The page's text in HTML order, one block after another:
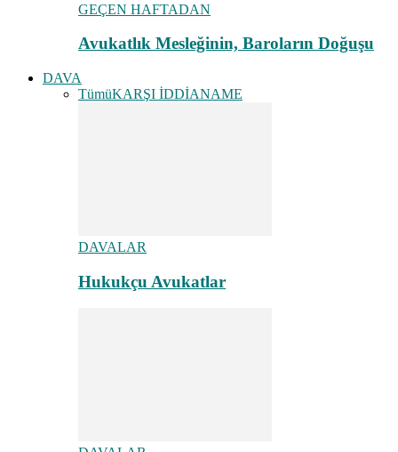
GEÇEN HAFTADAN
Avukatlık Mesleğinin, Baroların Doğuşu
DAVA
TümüKARŞI İDDİANAME
DAVALAR
Hukukçu Avukatlar